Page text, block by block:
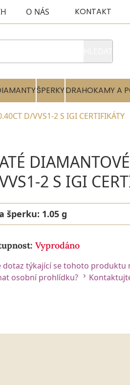
O NÁS KONTAKT
ŠPERKYDRAHOKAMY A
D/VVS1-2 S IGI CERTIFIKÁTY
2 S IGI
šperku: 1.05 g
Vyprodáno
dotaz týkající se tohoto produktu
osobní prohlídku?